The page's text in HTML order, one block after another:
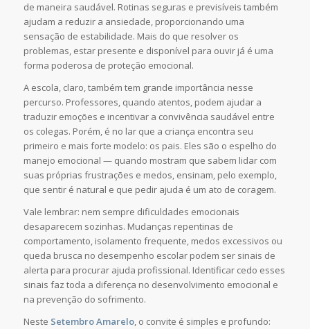
de maneira saudável. Rotinas seguras e previsíveis também
ajudam a reduzir a ansiedade, proporcionando uma
sensação de estabilidade. Mais do que resolver os
problemas, estar presente e disponível para ouvir já é uma
forma poderosa de proteção emocional.
A escola, claro, também tem grande importância nesse
percurso. Professores, quando atentos, podem ajudar a
traduzir emoções e incentivar a convivência saudável entre
os colegas. Porém, é no lar que a criança encontra seu
primeiro e mais forte modelo: os pais. Eles são o espelho do
manejo emocional — quando mostram que sabem lidar com
suas próprias frustrações e medos, ensinam, pelo exemplo,
que sentir é natural e que pedir ajuda é um ato de coragem.
Vale lembrar: nem sempre dificuldades emocionais
desaparecem sozinhas. Mudanças repentinas de
comportamento, isolamento frequente, medos excessivos ou
queda brusca no desempenho escolar podem ser sinais de
alerta para procurar ajuda profissional. Identificar cedo esses
sinais faz toda a diferença no desenvolvimento emocional e
na prevenção do sofrimento.
Neste Setembro Amarelo, o convite é simples e profundo: